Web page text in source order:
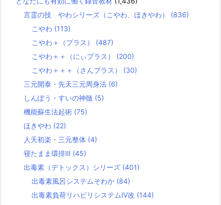
言霊の技 やわシリーズ（こやわ、ほきやわ） (836)
こやわ (113)
こやわ＋（プラス） (487)
こやわ＋＋（にぃプラス） (200)
こやわ＋＋＋（さんプラス） (30)
三元開泰・先天三元周身法 (6)
しんぽう・すいの神髄 (5)
機能蘇生法起術 (75)
ほきやわ (22)
人天初楽・三元整体 (4)
寝たまま環排Ⅲ (45)
出毒素（デトックス）シリーズ (401)
出毒素風呂システムそわか (84)
出毒素負荷リハビリシステムⅣ改 (144)